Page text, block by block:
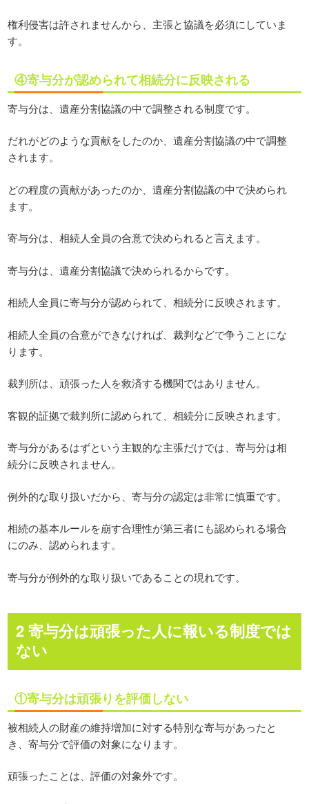
権利侵害は許されませんから、主張と協議を必須にしていま
す。
④寄与分が認められて相続分に反映される
寄与分は、遺産分割協議の中で調整される制度です。
だれがどのような貢献をしたのか、遺産分割協議の中で調整
されます。
どの程度の貢献があったのか、遺産分割協議の中で決められ
ます。
寄与分は、相続人全員の合意で決められると言えます。
寄与分は、遺産分割協議で決められるからです。
相続人全員に寄与分が認められて、相続分に反映されます。
相続人全員の合意ができなければ、裁判などで争うことにな
ります。
裁判所は、頑張った人を救済する機関ではありません。
客観的証拠で裁判所に認められて、相続分に反映されます。
寄与分があるはずという主観的な主張だけでは、寄与分は相
続分に反映されません。
例外的な取り扱いだから、寄与分の認定は非常に慎重です。
相続の基本ルールを崩す合理性が第三者にも認められる場合
にのみ、認められます。
寄与分が例外的な取り扱いであることの現れです。
2 寄与分は頑張った人に報いる制度では
ない
①寄与分は頑張りを評価しない
被相続人の財産の維持増加に対する特別な寄与があったと
き、寄与分で評価の対象になります。
頑張ったことは、評価の対象外です。